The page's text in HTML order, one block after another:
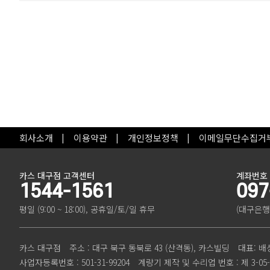
회사소개 이용약관 개인정보정책 이메일무단수집거
카스 대구점 고객센터
1544-1561
평일 (9:00 ~ 18:00), 공휴일/토/일 휴무
계좌번호
(대구은
카스 대구점 주소 : 대구 북구 동북로 43 (산격동), 카스빌딩
대표: 배
사업자등록번호 : 501-31-99204
계량기 제작 및 수리업 번호 : 제 3-